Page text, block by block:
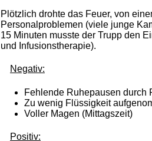
Plötzlich drohte das Feuer, von
Personalproblemen (viele junge
15 Minuten musste der Trupp den
und Infusionstherapie).
Negativ:
Fehlende Ruhepausen durch
Zu wenig Flüssigkeit
Voller Magen (Mittagszeit)
Positiv: